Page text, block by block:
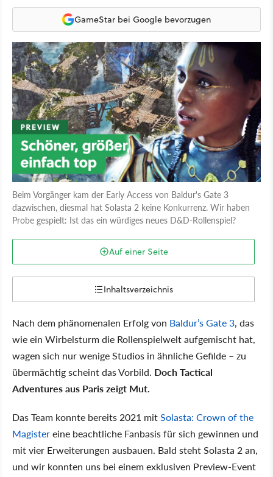
GameStar bei Google bevorzugen
Beim Vorgänger kam der Early Access von Baldur's Gate 3
dazwischen, diesmal hat Solasta 2 keine Konkurrenz. Wir haben
Probe gespielt: Ist das ein würdiges neues D&D-Rollenspiel?
Auf einer Seite
Inhaltsverzeichnis
Nach dem phänomenalen Erfolg von Baldur’s Gate 3, das
wie ein Wirbelsturm die Rollenspielwelt aufgemischt hat,
wagen sich nur wenige Studios in ähnliche Gefilde – zu
übermächtig scheint das Vorbild. Doch Tactical
Adventures aus Paris zeigt Mut.
Das Team konnte bereits 2021 mitSolasta: Crown of the
Magistereine beachtliche Fanbasis für sich gewinnen und
mit vier Erweiterungen ausbauen. Bald steht Solasta 2 an,
und wir konnten uns bei einem exklusiven Preview-Event